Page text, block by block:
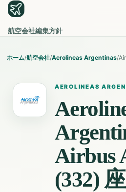
航空会社編集方針
ホーム/航空会社/Aerolineas Argentinas/
AEROLINEAS
Airbus
(332)